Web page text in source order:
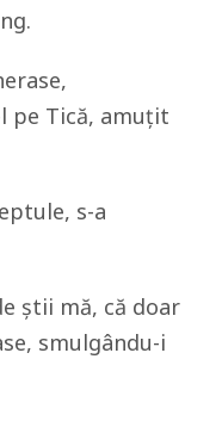
pe Tică, amuțit
s-a
știi mă, că doar
smulgându-i